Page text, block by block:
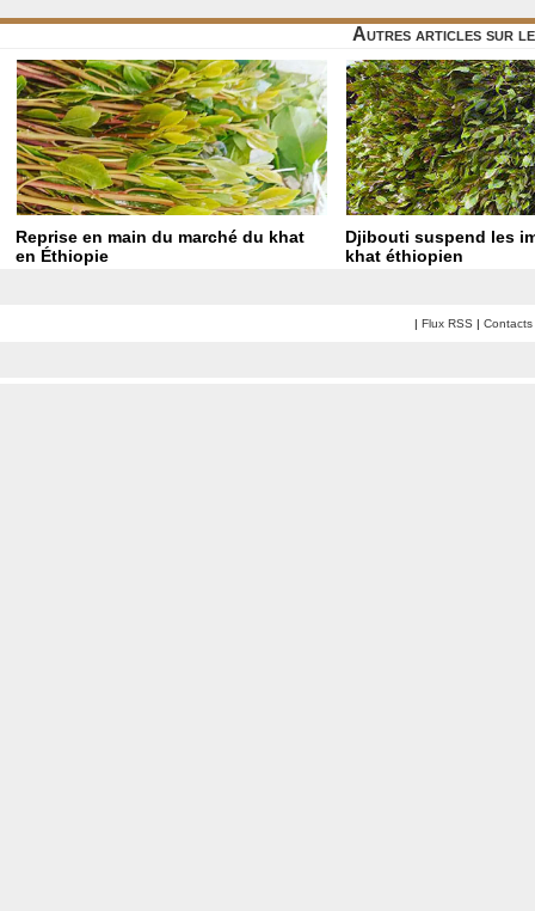
Autres articles sur le
Reprise en main du marché du khat
en Éthiopie
Djibouti suspend les
khat éthiopien
| Flux RSS | Contacts